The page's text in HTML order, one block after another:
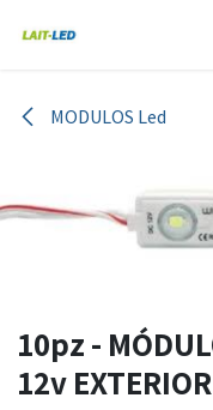
MODULOS Led
10pz -
12v